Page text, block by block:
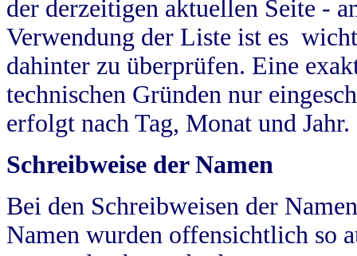
der derzeitigen aktuellen Seite -
Verwendung der Liste ist es
dahinter zu überprüfen. Eine
technischen Gründen nur
erfolgt nach Tag, Monat und Jahr.
Schreibweise der Namen
Bei den Schreibweisen der
Namen wurden offensichtlich so